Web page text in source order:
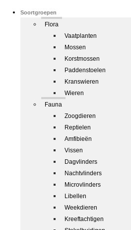
Soortgroepen
Flora
Vaatplanten
Mossen
Korstmossen
Paddenstoelen
Kranswieren
Wieren
Fauna
Zoogdieren
Reptielen
Amfibieën
Vissen
Dagvlinders
Nachtvlinders
Microvlinders
Libellen
Weekdieren
Kreeftachtigen